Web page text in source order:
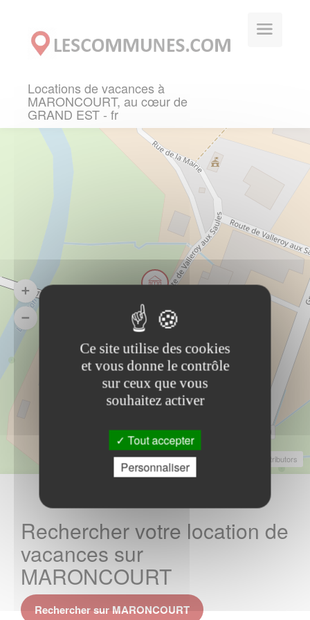
Locations de vacances à
MARONCOURT, au cœur de
GRAND EST - fr
Leaflet|© Contributors
Rechercher votre location de
vacances sur
MARONCOURT
Rechercher sur MARONCOURT
Ce site utilise des cookies
et vous donne le contrôle
sur ceux que vous
souhaitez activer
Tout accepter
Personnaliser